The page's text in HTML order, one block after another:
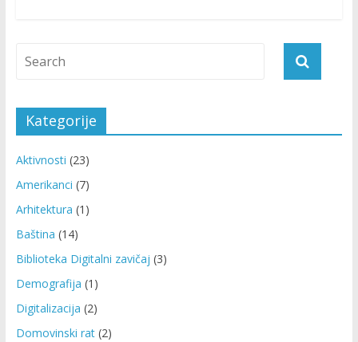
Kategorije
Aktivnosti (23)
Amerikanci (7)
Arhitektura (1)
Baština (14)
Biblioteka Digitalni zavičaj (3)
Demografija (1)
Digitalizacija (2)
Domovinski rat(2)